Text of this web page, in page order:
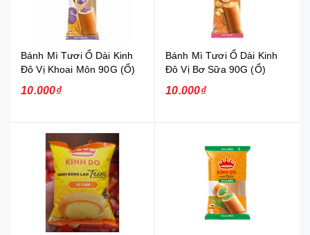
Bánh Mì Tươi Ổ Dài Kinh
Đô Vị Khoai Môn 90G (Ổ)
10.000₫
Bánh Mì Tươi Ổ Dài Kinh
Đô Vị Bơ Sữa 90G (Ổ)
10.000₫